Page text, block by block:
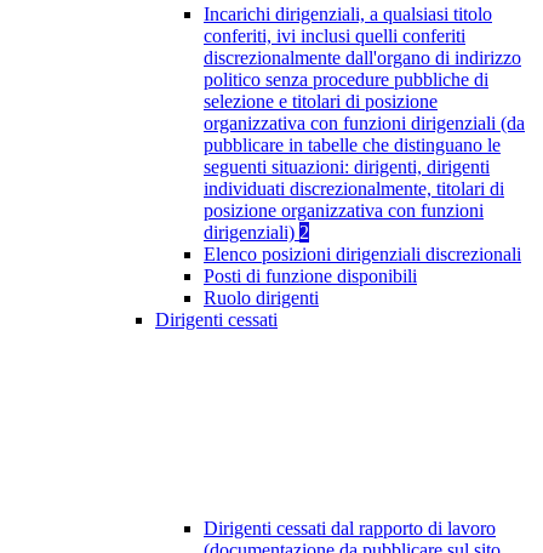
Incarichi dirigenziali, a qualsiasi titolo
conferiti, ivi inclusi quelli conferiti
discrezionalmente dall'organo di indirizzo
politico senza procedure pubbliche di
selezione e titolari di posizione
organizzativa con funzioni dirigenziali (da
pubblicare in tabelle che distinguano le
seguenti situazioni: dirigenti, dirigenti
individuati discrezionalmente, titolari di
posizione organizzativa con funzioni
dirigenziali) 2
Elenco posizioni dirigenziali discrezionali
Posti di funzione disponibili
Ruolo dirigenti
Dirigenti cessati
Dirigenti cessati dal rapporto di lavoro